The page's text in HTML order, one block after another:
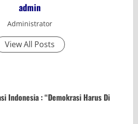
admin
Administrator
View All Posts
Indonesia : “Demokrasi Harus Di